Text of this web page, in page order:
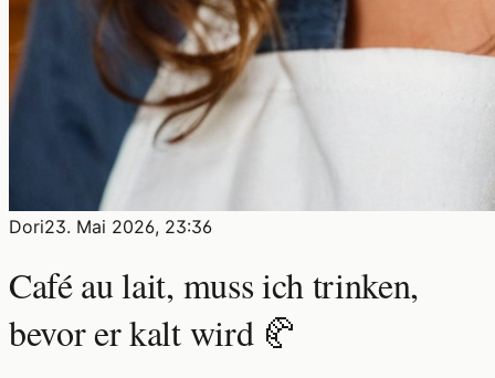
Dori23. Mai 2026, 23:36
Café au lait, muss ich trinken,
bevor er kalt wird 🥐